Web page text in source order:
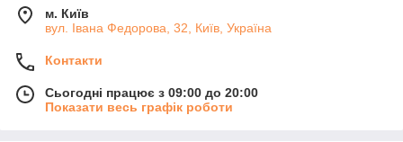
м. Київ
вул. Івана Федорова, 32, Київ, Україна
Контакти
Сьогодні працює з 09:00 до 20:00
Показати весь графік роботи